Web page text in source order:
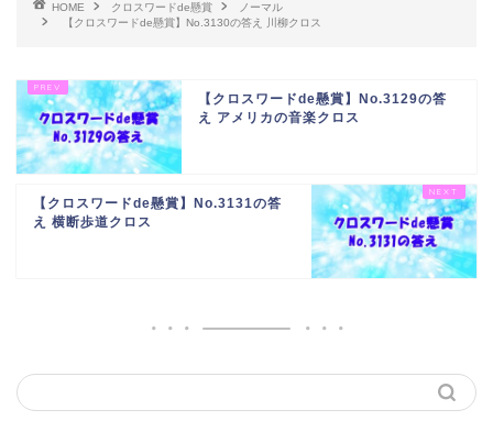
HOME クロスワードde懸賞
ノーマル
【クロスワードde懸賞】No.3130の答え 川柳クロス
【クロスワードde懸賞】No.3129の答
え アメリカの音楽クロス
【クロスワードde懸賞】No.3131の答
え 横断歩道クロス